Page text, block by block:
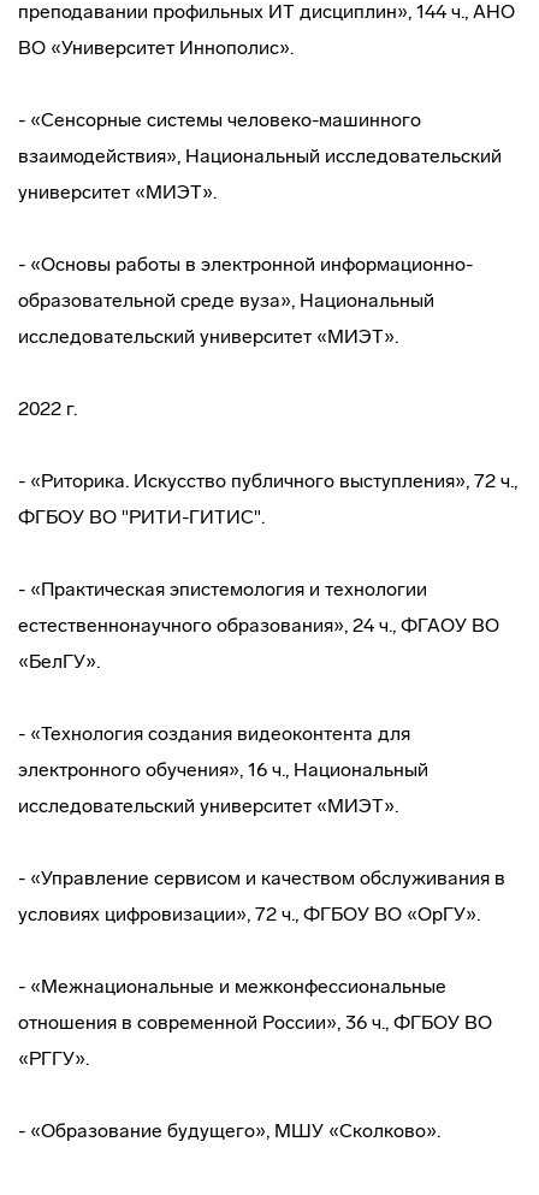
преподавании профильных ИТ дисциплин», 144 ч., АНО
ВО «Университет Иннополис».
- «Сенсорные системы человеко-машинного
взаимодействия», Национальный исследовательский
университет «МИЭТ».
- «Основы работы в электронной информационно-
образовательной среде вуза», Национальный
исследовательский университет «МИЭТ».
2022 г.
- «Риторика. Искусство публичного выступления», 72 ч.,
ФГБОУ ВО "РИТИ-ГИТИС".
- «Практическая эпистемология и технологии
естественнонаучного образования», 24 ч., ФГАОУ ВО
«БелГУ».
- «Технология создания видеоконтента для
электронного обучения», 16 ч., Национальный
исследовательский университет «МИЭТ».
- «Управление сервисом и качеством обслуживания в
условиях цифровизации», 72 ч., ФГБОУ ВО «ОрГУ».
- «Межнациональные и межконфессиональные
отношения в современной России», 36 ч., ФГБОУ ВО
«РГГУ».
- «Образование будущего», МШУ «Сколково».